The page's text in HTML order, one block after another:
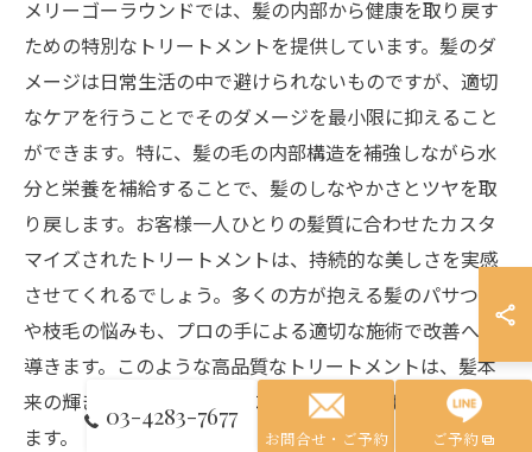
メリーゴーラウンドでは、髪の内部から健康を取り戻す
ための特別なトリートメントを提供しています。髪のダ
メージは日常生活の中で避けられないものですが、適切
なケアを行うことでそのダメージを最小限に抑えること
ができます。特に、髪の毛の内部構造を補強しながら水
分と栄養を補給することで、髪のしなやかさとツヤを取
り戻します。お客様一人ひとりの髪質に合わせたカスタ
マイズされたトリートメントは、持続的な美しさを実感
させてくれるでしょう。多くの方が抱える髪のパサつき
や枝毛の悩みも、プロの手による適切な施術で改善へと
導きます。このような高品質なトリートメントは、髪本
来の輝きを蘇らせ、日常のスタイリングをより楽しくし
ます。
03-4283-7677
お問合せ・ご予約 ご予約